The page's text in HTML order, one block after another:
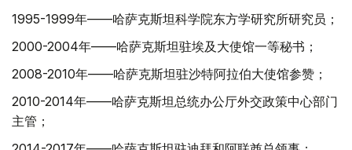
1995-1999年——哈萨克斯坦科学院东方学研究所研究员；
2000-2004年——哈萨克斯坦驻埃及大使馆一等秘书；
2008-2010年——哈萨克斯坦驻沙特阿拉伯大使馆参赞；
2010-2014年——哈萨克斯坦总统办公厅外交政策中心部门
主管；